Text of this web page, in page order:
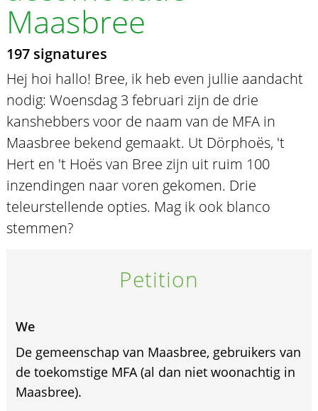
Maasbree
197 signatures
Hej hoi hallo! Bree, ik heb even jullie aandacht
nodig: Woensdag 3 februari zijn de drie
kanshebbers voor de naam van de MFA in
Maasbree bekend gemaakt. Ut Dörphoës, 't
Hert en 't Hoës van Bree zijn uit ruim 100
inzendingen naar voren gekomen. Drie
teleurstellende opties. Mag ik ook blanco
stemmen?
Petition
We
De gemeenschap van Maasbree, gebruikers van
de toekomstige MFA (al dan niet woonachtig in
Maasbree).